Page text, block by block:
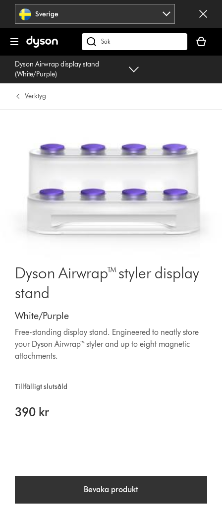
Hoppa
navigering
Sverige
Sök
på
dyson.se
är
tom
Dyson Airwrap display stand
(White/Purple)
Verktyg
Dyson Airwrap™ styler display
stand
White/Purple
Free-standing display stand. Engineered to neatly store
your Dyson Airwrap™ styler and up to eight magnetic
attachments.
Tillfälligt slutsåld
390 kr
Bevaka produkt